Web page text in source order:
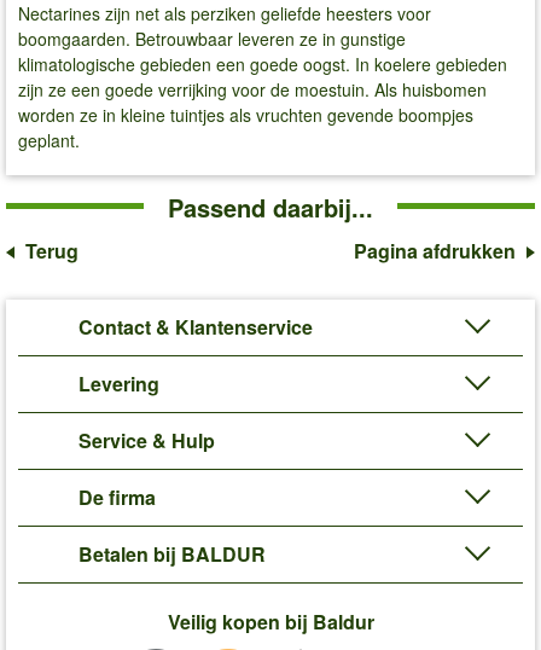
Nectarines zijn net als perziken geliefde heesters voor
boomgaarden. Betrouwbaar leveren ze in gunstige
klimatologische gebieden een goede oogst. In koelere gebieden
zijn ze een goede verrijking voor de moestuin. Als huisbomen
worden ze in kleine tuintjes als vruchten gevende boompjes
geplant.
Passend daarbij...
Terug Pagina afdrukken
Contact & Klantenservice
Levering
Service & Hulp
De firma
Betalen bij BALDUR
Veilig kopen bij Baldur